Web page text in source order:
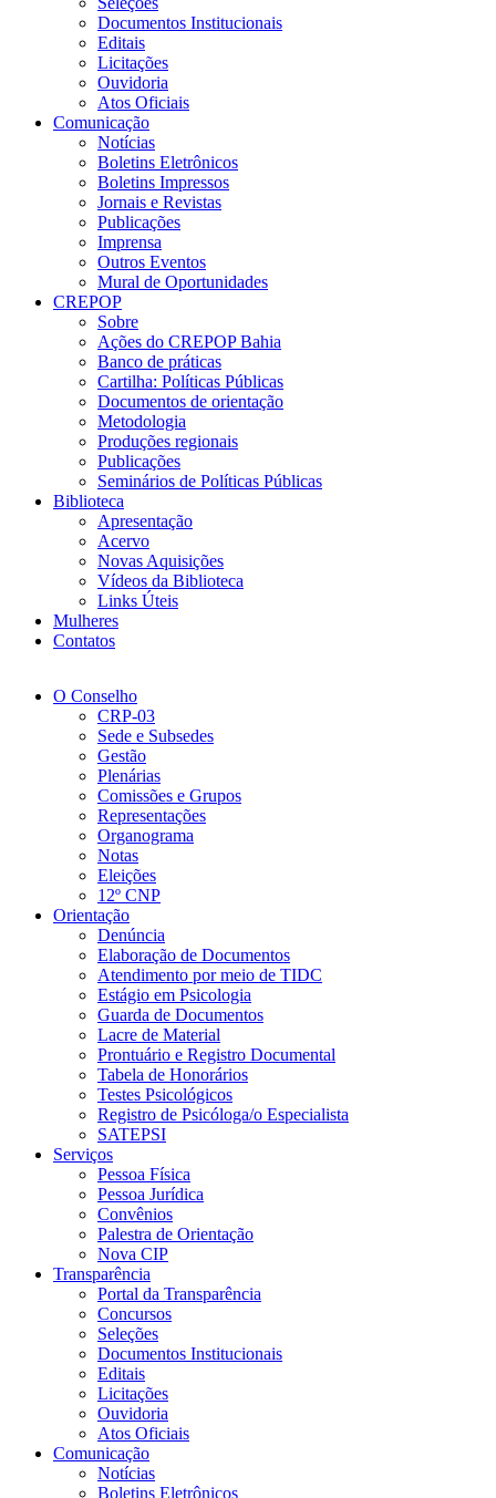
Documentos Institucionais
Editais
Licitações
Ouvidoria
Atos Oficiais
Comunicação
Notícias
Boletins Eletrônicos
Boletins Impressos
Jornais e Revistas
Publicações
Imprensa
Outros Eventos
Mural de Oportunidades
CREPOP
Sobre
Ações do CREPOP Bahia
Banco de práticas
Cartilha: Políticas Públicas
Documentos de orientação
Metodologia
Produções regionais
Publicações
Seminários de Políticas Públicas
Biblioteca
Apresentação
Acervo
Novas Aquisições
Vídeos da Biblioteca
Links Úteis
Mulheres
Contatos
O Conselho
CRP-03
Sede e Subsedes
Gestão
Plenárias
Comissões e Grupos
Representações
Organograma
Notas
Eleições
12º CNP
Orientação
Denúncia
Elaboração de Documentos
Atendimento por meio de TIDC
Estágio em Psicologia
Guarda de Documentos
Lacre de Material
Prontuário e Registro Documental
Tabela de Honorários
Testes Psicológicos
Registro de Psicóloga/o Especialista
SATEPSI
Serviços
Pessoa Física
Pessoa Jurídica
Convênios
Palestra de Orientação
Nova CIP
Transparência
Portal da Transparência
Concursos
Seleções
Documentos Institucionais
Editais
Licitações
Ouvidoria
Atos Oficiais
Comunicação
Notícias
Boletins Eletrônicos